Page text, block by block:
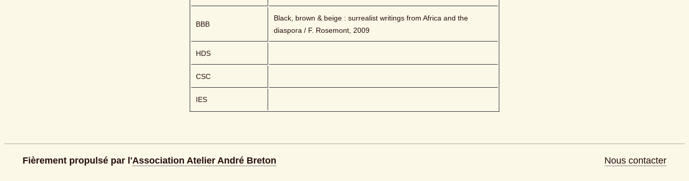
BBB
Black, brown & beige : surrealist writings from Africa and the
diaspora / F. Rosemont, 2009
HDS
CSC
IES
Fièrement propulsé par l'Association Atelier André Breton Nous contacter